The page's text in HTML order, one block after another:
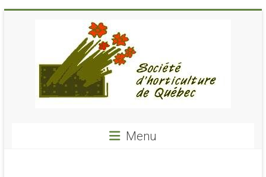
HorticultureMenu